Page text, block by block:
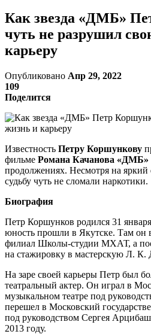
Как звезда «ДМБ»
чуть не разрушил
карьеру
Опубликовано Апр 29, 2022
109
Поделится
Известность Петру Коршункову
фильме Романа Качанова «ДМБ»
продолжениях. Несмотря на яркий
судьбу чуть не сломали наркотики.
Биография
Петр Коршунков родился 31
юность прошли в Якутске. Там он
филиал Школы-студии МХАТ, а
на стажировку в мастерскую Л. К.
На заре своей карьеры Петр был
театральный актер. Он играл в
музыкальном театре под
перешел в Московский
под руководством Сергея
2013 году.